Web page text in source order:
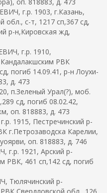
г.р. 1903, г.Казань,
с-т, 1217 сп,367 сд,
р-н,Кировская жд,
г.р. 1910,
РВК
погиб 14.09.41, р-н Лоухи-
д. 473
п.Зеленый Урал(?), моб.
сд, погиб 08.02.42,
оп. 818883, д. 473
1915, Пестречинский р-
г.Петрозаводска Карелии,
оп. 818883, д. 746
1921, Арский р-
РВК, 461 сп,142 сд, погиб
Тюлячинский р-